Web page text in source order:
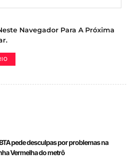
Navegador Para A Próxima
pede desculpas por problemas na
Vermelha do metrô